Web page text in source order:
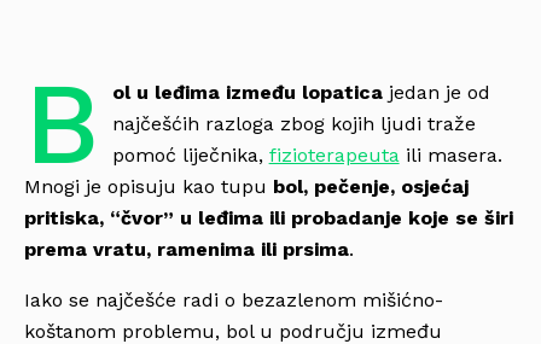
B ol u leđima između lopaticajedan je od
najčešćih razloga zbog kojih ljudi traže
pomoć liječnika, fizioterapeuta ili masera.
Mnogi je opisuju kao tupu bol, pečenje, osjećaj
pritiska, “čvor” u leđima ili probadanje koje se širi
prema vratu, ramenima ili prsima.
Iako se najčešće radi o bezazlenom mišićno-
koštanom problemu, bol u području između